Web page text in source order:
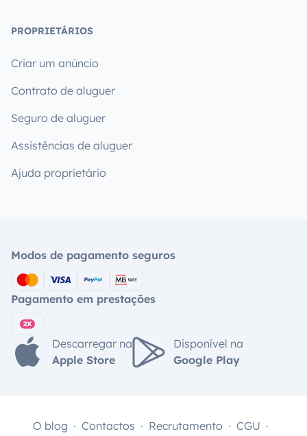
PROPRIETÁRIOS
Criar um anúncio
Contrato de aluguer
Seguro de aluguer
Assistências de aluguer
Ajuda proprietário
Modos de pagamento seguros
Pagamento em prestações
Descarregar na
Apple Store
Disponível na
Google Play
O blog Contactos Recrutamento CGU